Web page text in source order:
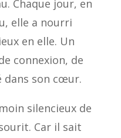
Chaque jour, en
elle a nourri
en elle. Un
connexion, de
dans son cœur.
silencieux de
Car il sait